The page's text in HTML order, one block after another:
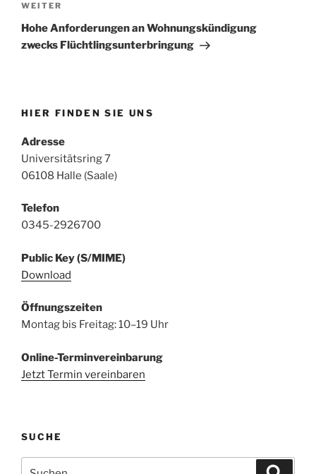
Nächster
Beitrag
WEITER
Hohe Anforderungen an Wohnungskündigung
zwecks Flüchtlingsunterbringung
HIER FINDEN SIE UNS
Adresse
Universitätsring 7
06108 Halle (Saale)
Telefon
0345-2926700
Public Key (S/MIME)
Download
Öffnungszeiten
Montag bis Freitag: 10–19 Uhr
Online-Terminvereinbarung
Jetzt Termin vereinbaren
SUCHE